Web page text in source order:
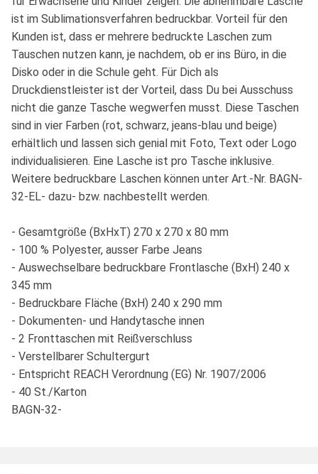
ist im Sublimationsverfahren bedruckbar. Vorteil für den
Kunden ist, dass er mehrere bedruckte Laschen zum
Tauschen nutzen kann, je nachdem, ob er ins Büro, in die
Disko oder in die Schule geht. Für Dich als
Druckdienstleister ist der Vorteil, dass Du bei Ausschuss
nicht die ganze Tasche wegwerfen musst. Diese Taschen
sind in vier Farben (rot, schwarz, jeans-blau und beige)
erhältlich und lassen sich genial mit Foto, Text oder Logo
individualisieren. Eine Lasche ist pro Tasche inklusive.
Weitere bedruckbare Laschen können unter Art.-Nr. BAGN-
32-EL- dazu- bzw. nachbestellt werden.
- Gesamtgröße (BxHxT) 270 x 270 x 80 mm
- 100 % Polyester, ausser Farbe Jeans
- Auswechselbare bedruckbare Frontlasche (BxH) 240 x
345 mm
- Bedruckbare Fläche (BxH) 240 x 290 mm
- Dokumenten- und Handytasche innen
- 2 Fronttaschen mit Reißverschluss
- Verstellbarer Schultergurt
- Entspricht REACH Verordnung (EG) Nr. 1907/2006
- 40 St./Karton
BAGN-32-